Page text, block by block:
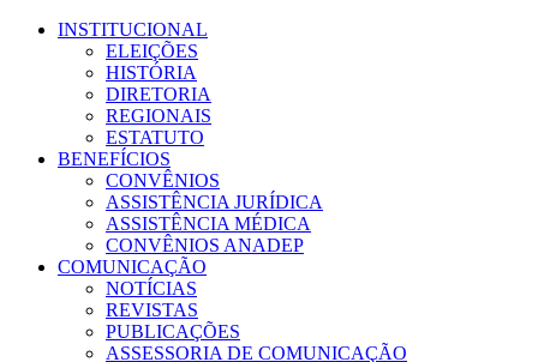
INSTITUCIONAL
ELEIÇÕES
HISTÓRIA
DIRETORIA
REGIONAIS
ESTATUTO
BENEFÍCIOS
CONVÊNIOS
ASSISTÊNCIA JURÍDICA
ASSISTÊNCIA MÉDICA
CONVÊNIOS ANADEP
COMUNICAÇÃO
NOTÍCIAS
REVISTAS
PUBLICAÇÕES
ASSESSORIA DE COMUNICAÇÃO